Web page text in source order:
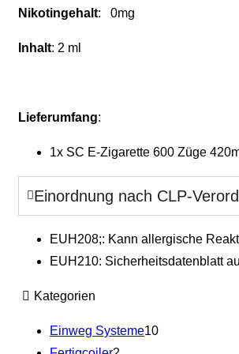
Nikotingehalt: 0mg
Inhalt: 2 ml
Lieferumfang:
1x SC E-Zigarette 600 Züge
Einordnung nach CLP-
EUH208;: Kann allergische
EUH210: Sicherheitsdatenblatt
Kategorien
Einweg Systeme10